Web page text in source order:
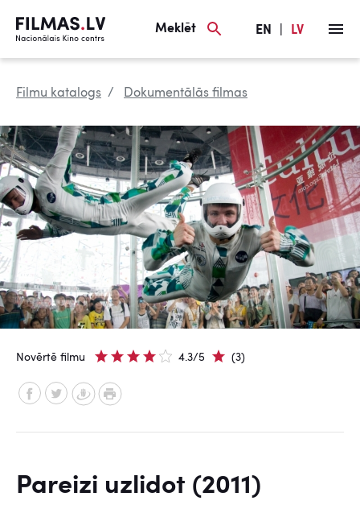
Meklēt EN LV
Filmu katalogs Dokumentālās filmas
Novērtē filmu 4.3/5 (3)
Pareizi uzlidot (2011)